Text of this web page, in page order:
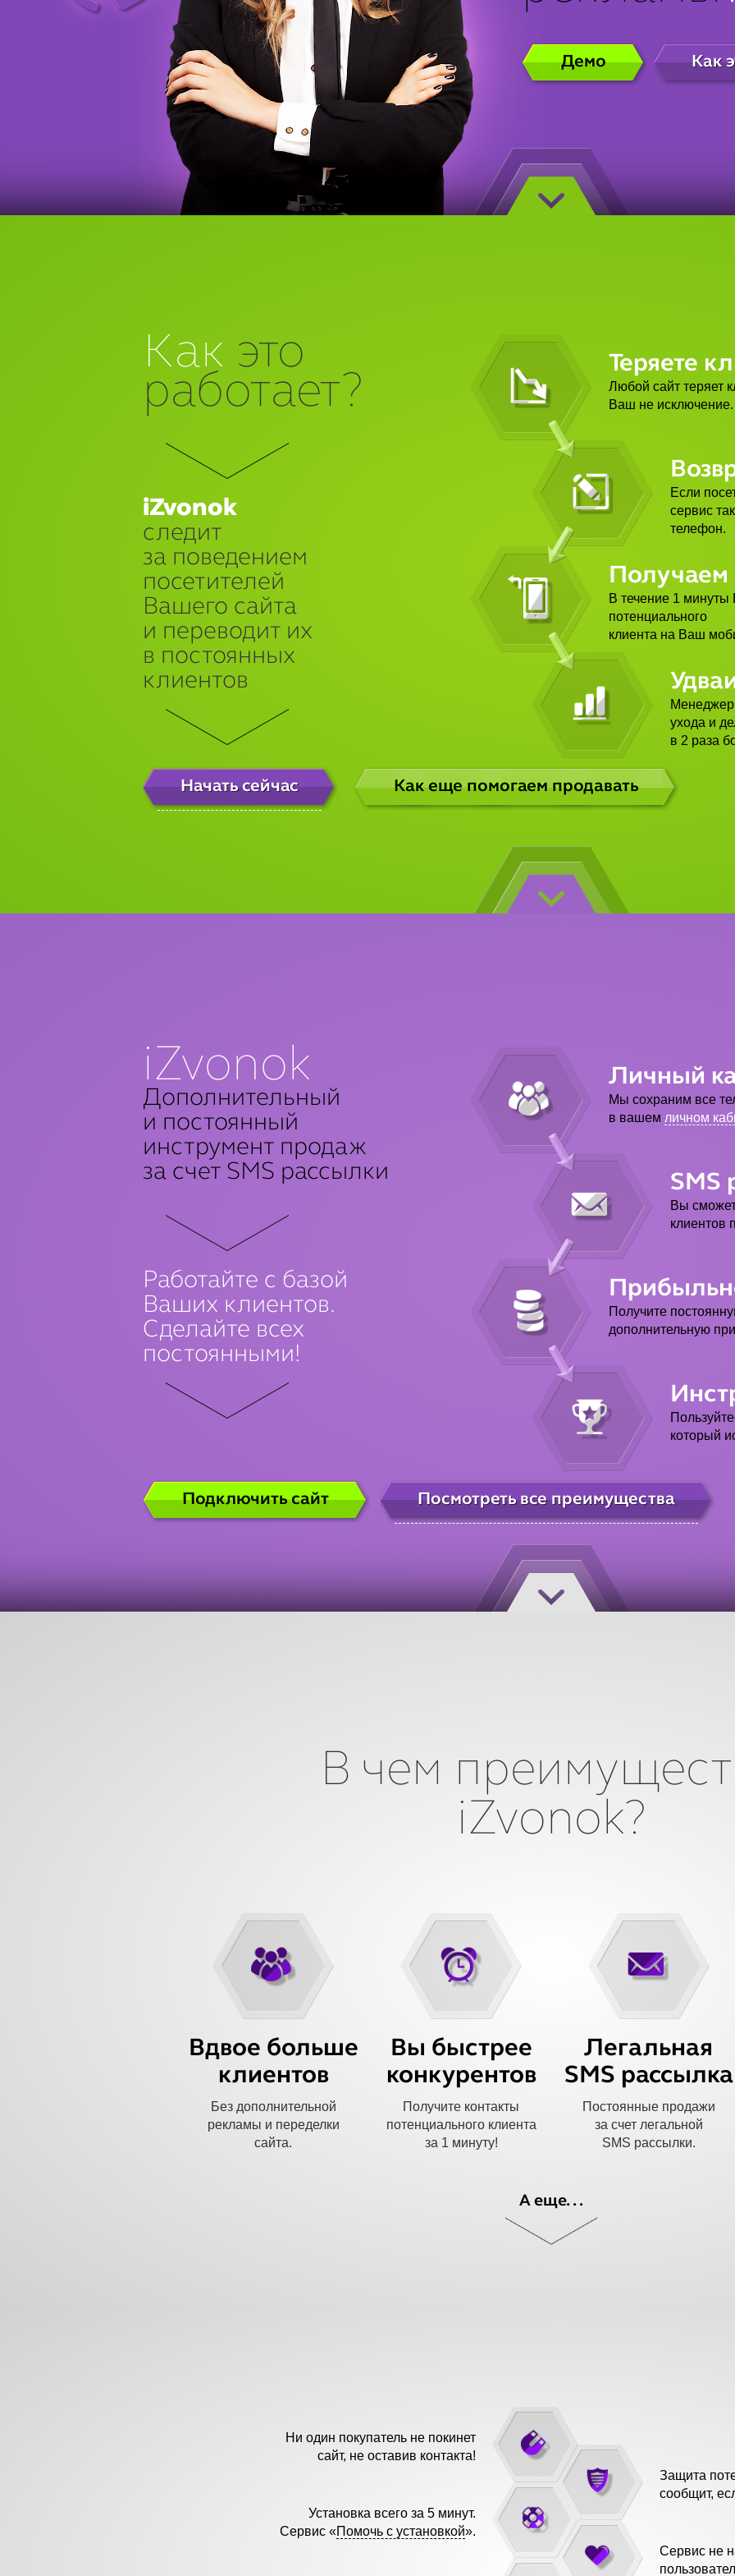
Демо Как
Как это
работает?
iZvonok
следит
за поведением
посетителей
Вашего сайта
и переводит их
в постоянных
клиентов
Теряете
Любой сайт теряет
Ваш не исключение.
Если
сервис
телефон.
Получаем
В течение 1 минуты
потенциального
клиента на Ваш
Менеджер
ухода и
в 2 раза
Начать сейчас Как еще помогаем продавать
iZvonok
Дополнительный
и постоянный
инструмент продаж
за счет SMS рассылки
Работайте с базой
Ваших клиентов.
Сделайте всех
постоянными!
Личный
Мы сохраним все
в вашем личном
SMS
Вы
клиентов
Получите
дополнительную
который
Подключить сайт Посмотреть все преимущества
В чем
iZvonok?
Вдвое больше
клиентов
Без дополнительной
рекламы и переделки
сайта.
Вы быстрее
конкурентов
Получите контакты
потенциального клиента
за 1 минуту!
Легальная
SMS рассылка
Постоянные продажи
за счет легальной
SMS рассылки.
А еще...
Ни один покупатель не покинет
сайт, не оставив контакта!
Защита
сообщит,
Установка всего за 5 минут.
Сервис «Помочь с установкой».
Сервис не